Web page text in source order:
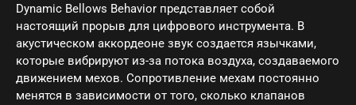
Dynamic Bellows Behavior представляет собой
настоящий прорыв для цифрового инструмента. В
акустическом аккордеоне звук создается язычками,
которые вибрируют из-за потока воздуха, создаваемого
движением мехов. Сопротивление мехам постоянно
менятся в зависимости от того, сколько клапанов